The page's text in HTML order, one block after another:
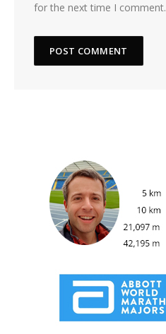
for the next time I comment.